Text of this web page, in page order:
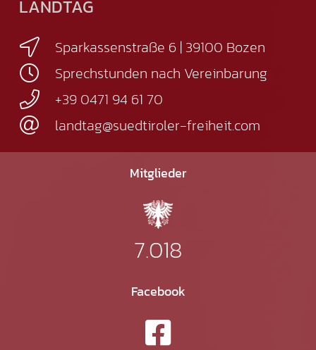
LANDTAG
Sparkassenstraße 6 | 39100 Bozen
Sprechstunden nach Vereinbarung
+39 0471 94 61 70
landtag@suedtiroler-freiheit.com
Mitglieder
7.018
Facebook